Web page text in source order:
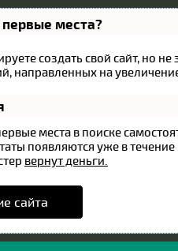
первые места?
создать свой сайт, но
направленных на
места в поиске
появляются уже в
вернут деньги.
сайта